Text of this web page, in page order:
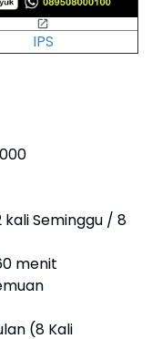
IPS
Seminggu / 8
menit
(8 Kali